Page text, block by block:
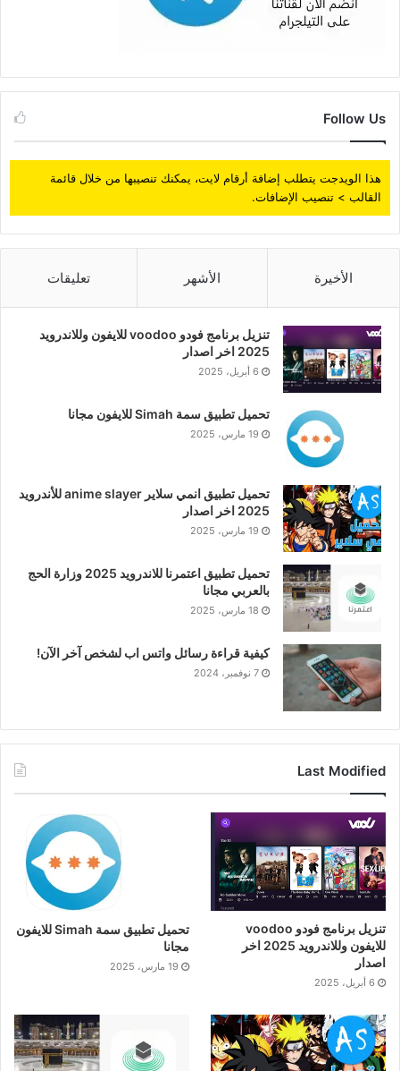
Follow Us
هذا الويدجت يتطلب إضافة أرقام لايت، يمكنك تنصيبها من خلال قائمة
القالب > تنصيب الإضافات.
الأخيرة الأشهر تعليقات
تنزيل برنامج فودو voodoo للايفون وللاندرويد
2025 اخر اصدار
6 أبريل، 2025
تحميل تطبيق سمة Simah للايفون مجانا
19 مارس، 2025
تحميل تطبيق انمي سلاير anime slayer للأندرويد
2025 اخر اصدار
19 مارس، 2025
تحميل تطبيق اعتمرنا للاندرويد 2025 وزارة الحج
بالعربي مجانا
18 مارس، 2025
كيفية قراءة رسائل واتس اب لشخص آخر الآن!
7 نوفمبر، 2024
Last Modified
تنزيل برنامج فودو voodoo
للايفون وللاندرويد 2025 اخر
اصدار
6 أبريل، 2025
تحميل تطبيق سمة Simah للايفون
مجانا
19 مارس، 2025